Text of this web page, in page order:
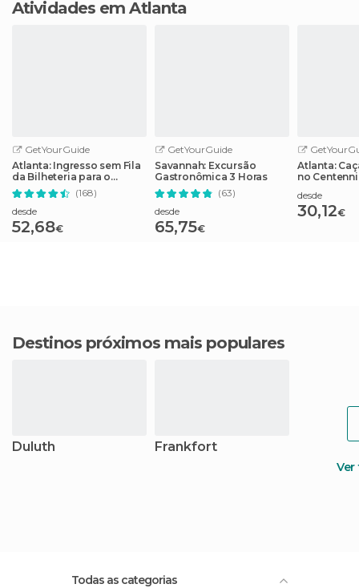
Atividades em Atlanta
GetYourGuide
Atlanta: Ingresso sem Fila
da Bilheteria para o
Aquário da Geórgia
(168)
desde
52,68€
GetYourGuide
Savannah: Excursão
Gastronômica 3 Horas
(63)
desde
65,75€
Atlanta:
no
desde
30,12€
Destinos próximos mais populares
Duluth Frankfort
Todas as categorias